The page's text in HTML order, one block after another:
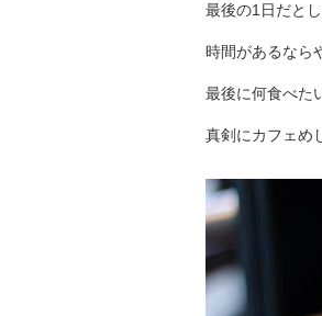
最後の1日だと
時間があるなら
最後に何食べた
真剣にカフェめ